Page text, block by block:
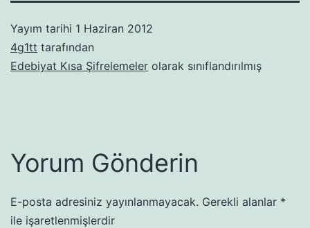
Yayım tarihi 1 Haziran 2012
4g1tt tarafından
Edebiyat Kısa Şifrelemeler olarak sınıflandırılmış
Yorum Gönderin
E-posta adresiniz yayınlanmayacak. Gerekli alanlar *
ile işaretlenmişlerdir